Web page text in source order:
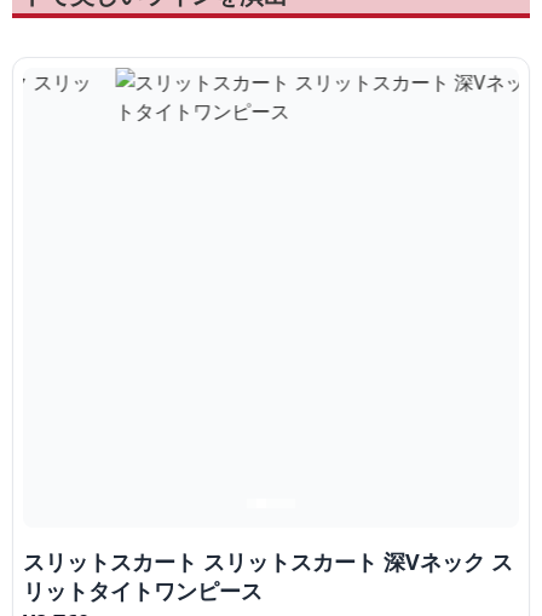
スリットスカート スリットスカート 深Vネック ス
リットタイトワンピース